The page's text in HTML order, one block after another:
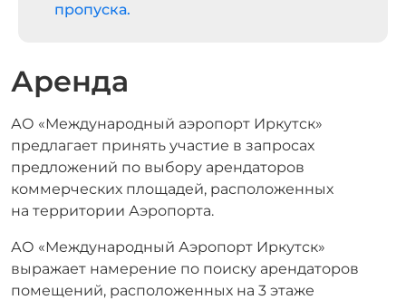
Аренда
АО «Международный аэропорт Иркутск»
предлагает принять участие в запросах
предложений по выбору арендаторов
коммерческих площадей, расположенных
на территории Аэропорта.
АО «Международный Аэропорт Иркутск»
выражает намерение по поиску арендаторов
помещений, расположенных на 3 этаже
пропуска.